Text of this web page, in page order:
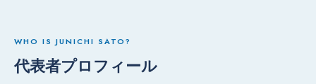
WHO IS JUNICHI SATO?
代表者プロフィール